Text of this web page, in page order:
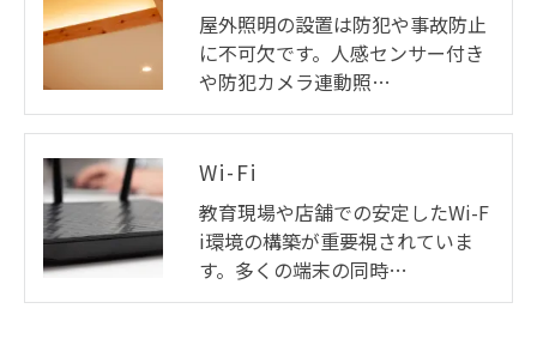
屋外照明の設置は防犯や事故防止
に不可欠です。人感センサー付き
や防犯カメラ連動照…
Wi-Fi
教育現場や店舗での安定したWi-F
i環境の構築が重要視されていま
す。多くの端末の同時…